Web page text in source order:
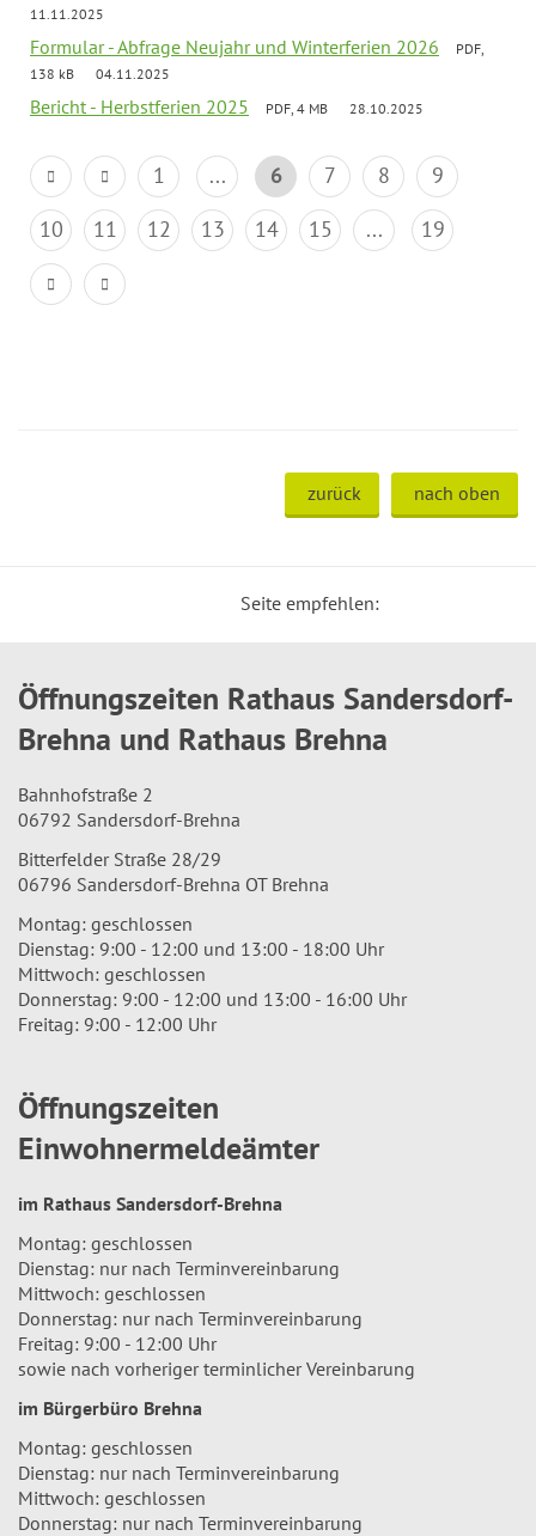
11.11.2025
Formular - Abfrage Neujahr und Winterferien 2026
PDF,
138 kB
04.11.2025
Bericht - Herbstferien 2025 PDF, 4 MB 28.10.2025
1 ... 6 7 8
9
10
11 12 13 14 15 ... 19
zurück nach oben
Seite empfehlen:
Öffnungszeiten Rathaus Sandersdorf-
Brehna und Rathaus Brehna
Bahnhofstraße 2
06792 Sandersdorf-Brehna
Bitterfelder Straße 28/29
06796 Sandersdorf-Brehna OT Brehna
Montag: geschlossen
Dienstag: 9:00 - 12:00 und 13:00 - 18:00 Uhr
Mittwoch: geschlossen
Donnerstag: 9:00 - 12:00 und 13:00 - 16:00 Uhr
Freitag: 9:00 - 12:00 Uhr
Öffnungszeiten
Einwohnermeldeämter
im Rathaus Sandersdorf-Brehna
Montag: geschlossen
Dienstag: nur nach Terminvereinbarung
Mittwoch: geschlossen
Donnerstag: nur nach Terminvereinbarung
Freitag: 9:00 - 12:00 Uhr
sowie nach vorheriger terminlicher Vereinbarung
im Bürgerbüro Brehna
Montag: geschlossen
Dienstag: nur nach Terminvereinbarung
Mittwoch: geschlossen
Donnerstag: nur nach Terminvereinbarung